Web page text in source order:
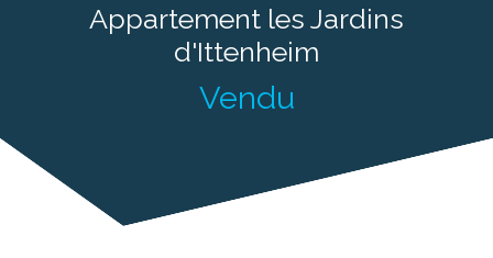
Appartement les Jardins
d'Ittenheim
Vendu